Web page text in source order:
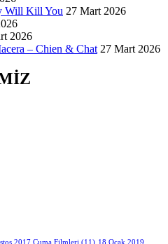
Will Kill You 27 Mart 2026
2026
– Chien & Chat 27 Mart 2026
2017 Cuma Filmleri (11) 18 Ocak 2019